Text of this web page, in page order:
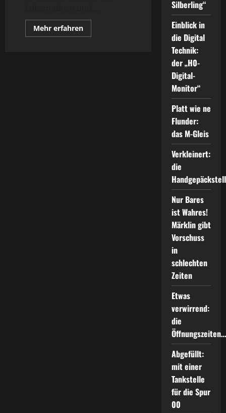
Mehr erfahrenMehr
Informationen
Silberling“
Einblick in
die Digital
Technik:
der „H0-
Digital-
Monitor“
Platt wie ne
Flunder:
das M-Gleis
Verkleinert:
die
Nur Bares
ist Wahres!
Märklin gibt
Vorschuss
in
schlechten
Zeiten
Etwas
verwirrend:
die
Öffnungszeiten…
Abgefüllt:
mit einer
Tankstelle
für die Spur
00